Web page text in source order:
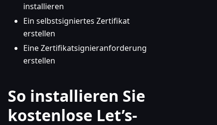
installieren
Ein selbstsigniertes Zertifikat
erstellen
Eine Zertifikatsignieranforderung
erstellen
So installieren Sie
kostenlose Let’s-